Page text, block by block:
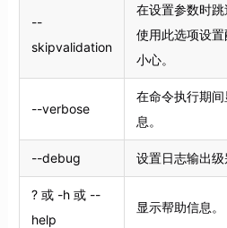
--
skipvalidation
在设置参数时跳
使用此选项设
小心。
--verbose
在命令执行期
息。
--debug 设置日志输出级
? 或 -h 或 --
help
显示帮助信息。